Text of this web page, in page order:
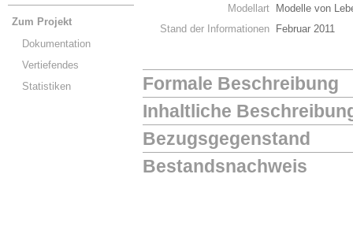
Zum Projekt
Dokumentation
Vertiefendes
Statistiken
Modellart
Modelle von
Stand der Informationen
Februar 2011
Formale Beschreibung
Inhaltliche
Bezugsgegenstand
Bestandsnachweis